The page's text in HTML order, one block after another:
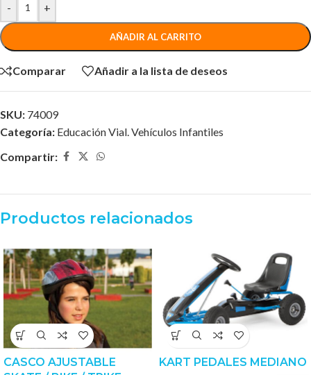
- +
AÑADIR AL CARRITO
Comparar Añadir a la lista de deseos
SKU: 74009
Categoría: Educación Vial. Vehículos Infantiles
Compartir:
Productos relacionados
CASCO AJUSTABLE
KART PEDALES MEDIANO